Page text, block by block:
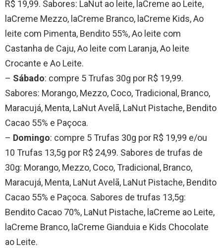
R$ 19,99. Sabores: LaNut ao leite, laCreme ao Leite,
laCreme Mezzo, laCreme Branco, laCreme Kids, Ao
leite com Pimenta, Bendito 55%, Ao leite com
Castanha de Caju, Ao leite com Laranja, Ao leite
Crocante e Ao Leite.
– Sábado: compre 5 Trufas 30g por R$ 19,99.
Sabores: Morango, Mezzo, Coco, Tradicional, Branco,
Maracujá, Menta, LaNut Avelã, LaNut Pistache, Bendito
Cacao 55% e Paçoca.
– Domingo: compre 5 Trufas 30g por R$ 19,99 e/ou
10 Trufas 13,5g por R$ 24,99. Sabores de trufas de
30g: Morango, Mezzo, Coco, Tradicional, Branco,
Maracujá, Menta, LaNut Avelã, LaNut Pistache, Bendito
Cacao 55% e Paçoca. Sabores de trufas 13,5g:
Bendito Cacao 70%, LaNut Pistache, laCreme ao Leite,
laCreme Branco, laCreme Gianduia e Kids Chocolate
ao Leite.